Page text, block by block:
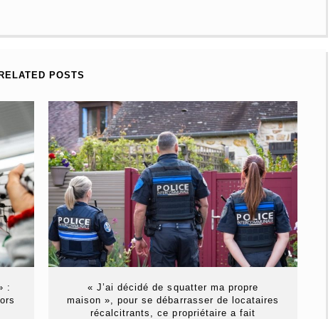
RELATED POSTS
:
« J’ai décidé de squatter ma propre
maison », pour se débarrasser de locataires
récalcitrants, ce propriétaire a fait